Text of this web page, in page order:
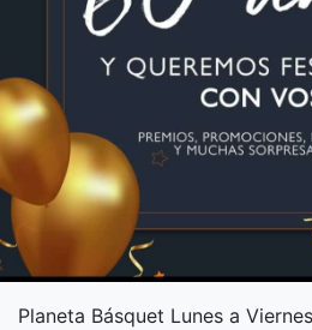
Planeta Básquet Lunes a